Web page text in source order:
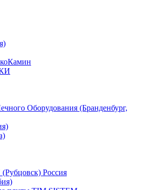
Оборудования (Бранденбург,
Россия